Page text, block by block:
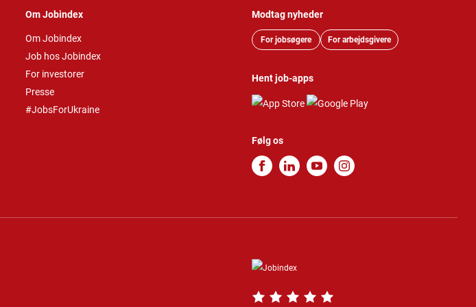
Om Jobindex
Om Jobindex
Job hos Jobindex
For investorer
Presse
#JobsForUkraine
Modtag nyheder
For jobsøgere For arbejdsgivere
Hent job-apps
Følg os